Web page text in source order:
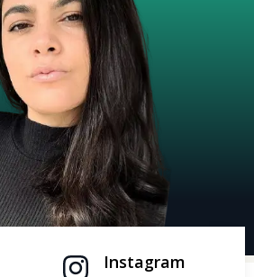
Instagram